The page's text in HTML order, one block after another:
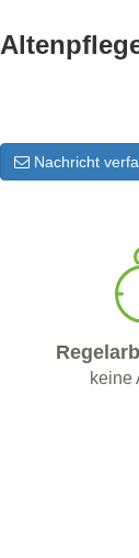
Nachricht
keine